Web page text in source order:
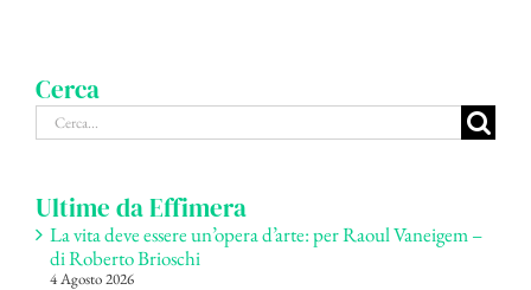
Cerca
Cerca
per:
Ultime da Effimera
La vita deve essere un’opera d’arte: per Raoul Vaneigem –
di Roberto Brioschi
4 Agosto 2026